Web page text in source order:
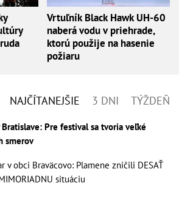
Vrtuľník Black Hawk UH-60
naberá vodu v priehrade,
ktorú použije na hasenie
požiaru
NAJČÍTANEJŠIE 3 DNI TÝŽDEŇ
Pre festival sa tvoria veľké
smerov
v obci Braväcovo: Plamene zničili DESAŤ
situáciu